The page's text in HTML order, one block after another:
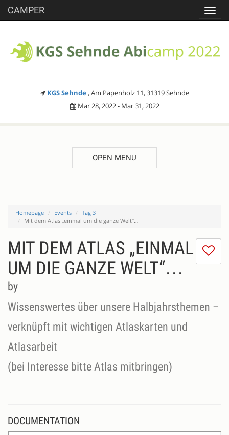
CAMPER
KGS Sehnde , Am Papenholz 11, 31319 Sehnde
Mar 28, 2022 - Mar 31, 2022
OPEN MENU
Homepage Events
Tag 3
Mit dem Atlas „einmal um die ganze Welt“…
I
MIT DEM ATLAS „EINMAL
UM DIE GANZE WELT“…
by
Wissenswertes über unsere Halbjahrsthemen –
verknüpft mit wichtigen Atlaskarten und
Atlasarbeit
(bei Interesse bitte Atlas mitbringen)
DOCUMENTATION